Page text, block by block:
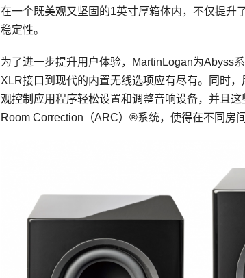
在一个既美观又坚固的1英寸厚箱体内，不仅提升
稳定性。
为了进一步提升用户体验，MartinLogan为Abyss
XLR接口到现代的内置无线选项应有尽有。同时
观控制应用程序轻松设置和调整音响设备，并且
Room Correction（ARC）®系统，使得在不同房